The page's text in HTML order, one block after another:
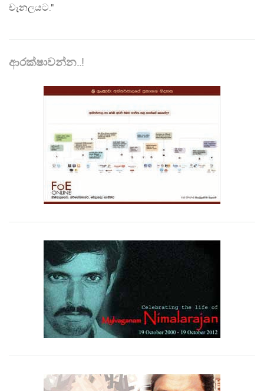
චැනලයට."
ආරක්ෂාවන්න..!